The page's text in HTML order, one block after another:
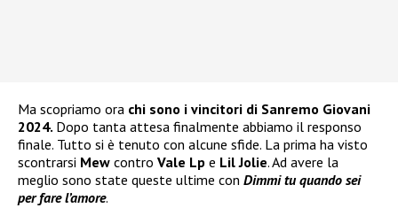
Ma scopriamo ora chi sono i vincitori di Sanremo Giovani
2024. Dopo tanta attesa finalmente abbiamo il responso
finale. Tutto si è tenuto con alcune sfide. La prima ha visto
scontrarsi Mew contro Vale Lp e Lil Jolie. Ad avere la
meglio sono state queste ultime con Dimmi tu quando sei
per fare l’amore.